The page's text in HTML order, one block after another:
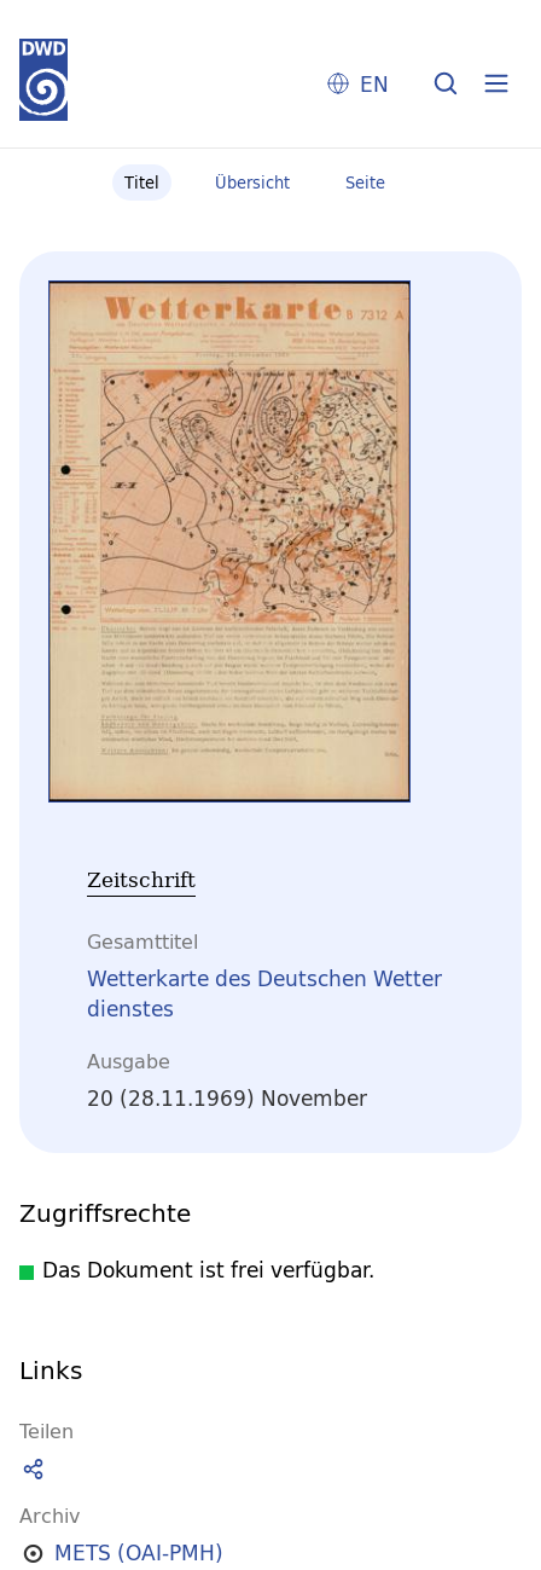
EN
Titel Übersicht Seite
Zeitschrift
Gesamttitel
Wetterkarte des Deutschen Wetter
dienstes
Ausgabe
20 (28.11.1969) November
Zugriffsrechte
Das Dokument ist frei verfügbar.
Links
Teilen
Archiv
METS (OAI-PMH)